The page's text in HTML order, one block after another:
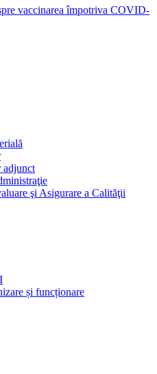
vaccinarea împotriva COVID-
adjunct
şi Asigurare a Calităţii
și funcționare